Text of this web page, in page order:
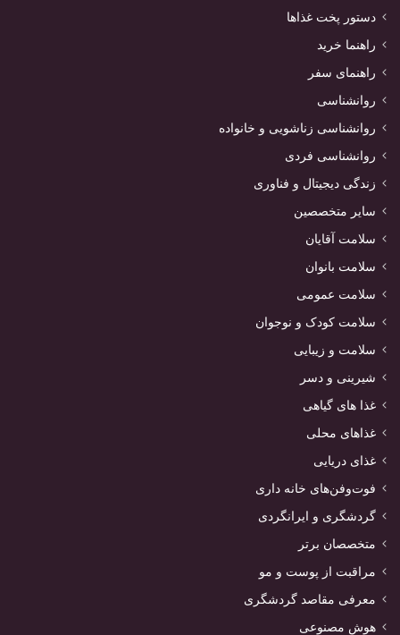
دستور پخت غذاها
راهنما خرید
راهنمای سفر
روانشناسی
روانشناسی زناشویی و خانواده
روانشناسی فردی
زندگی دیجیتال و فناوری
سایر متخصصین
سلامت آقایان
سلامت بانوان
سلامت عمومی
سلامت کودک و نوجوان
سلامت و زیبایی
شیرینی و دسر
غذا های گیاهی
غذاهای محلی
غذای دریایی
فوت‌وفن‌های خانه داری
گردشگری و ایرانگردی
متخصصان برتر
مراقبت از پوست و مو
معرفی مقاصد گردشگری
هوش مصنوعی